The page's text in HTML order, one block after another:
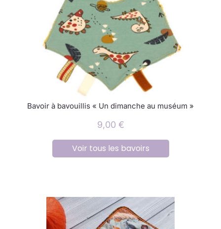
Bavoir à bavouillis « Un dimanche au muséum »
9,00 €
Voir tous les bavoirs